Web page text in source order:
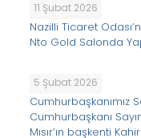
11 Şubat 2026
Nazilli Ticaret
Nto Gold Salonda
5 Şubat 2026
Cumhurbaşkanımız
Cumhurbaşkanı
Mısır’ın başkenti